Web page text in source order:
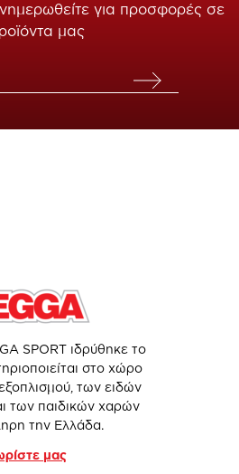
για προσφορές σε
μας
SPORT ιδρύθηκε το
στο χώρο
των ειδών
των παιδικών χαρών
την Ελλάδα.
μας